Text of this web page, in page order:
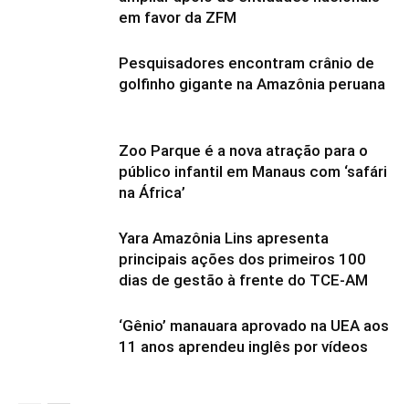
em favor da ZFM
Pesquisadores encontram crânio de
golfinho gigante na Amazônia peruana
Zoo Parque é a nova atração para o
público infantil em Manaus com ‘safári
na África’
Yara Amazônia Lins apresenta
principais ações dos primeiros 100
dias de gestão à frente do TCE-AM
‘Gênio’ manauara aprovado na UEA aos
11 anos aprendeu inglês por vídeos